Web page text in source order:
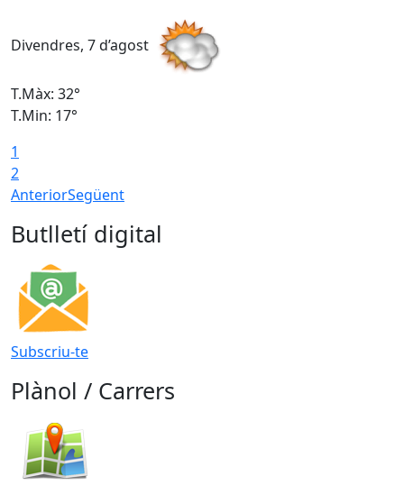
Divendres, 7 d’agost
T.Màx: 32°
T.Min: 17°
1
2
AnteriorSegüent
Butlletí digital
Subscriu-te
Plànol / Carrers